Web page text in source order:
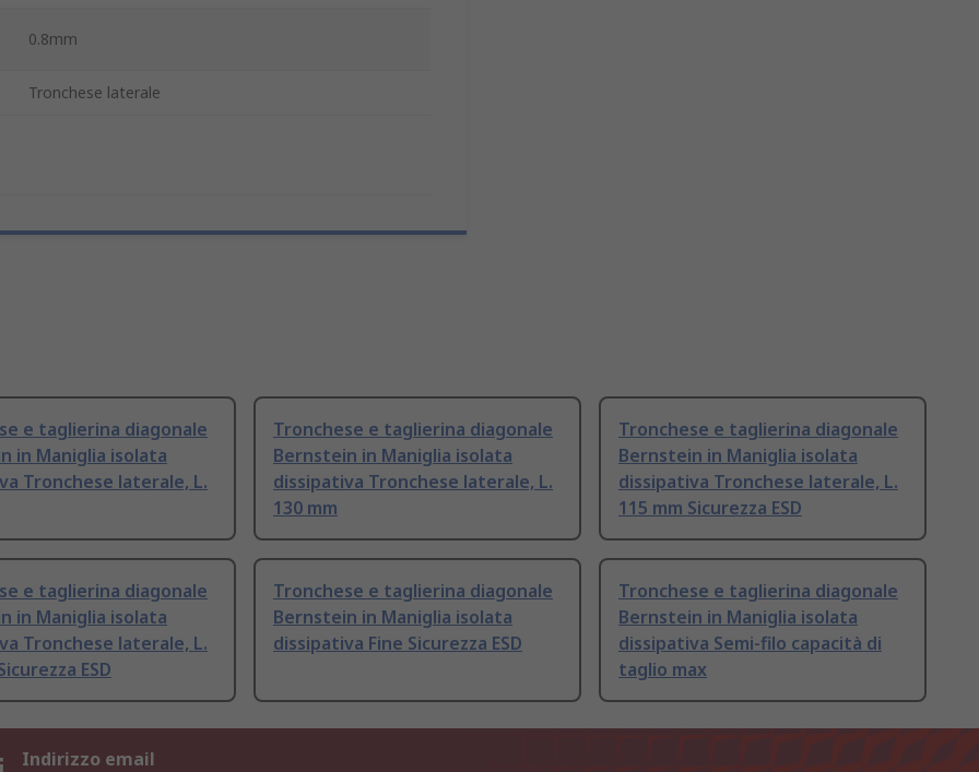
0.8mm
Tronchese laterale
e taglierina diagonale
in Maniglia isolata
Tronchese laterale, L.
Tronchese e taglierina diagonale
Bernstein in Maniglia isolata
dissipativa Tronchese laterale, L.
130 mm
Tronchese e taglierina diagonale
Bernstein in Maniglia isolata
dissipativa Tronchese laterale, L.
115 mm Sicurezza ESD
e taglierina diagonale
in Maniglia isolata
Tronchese laterale, L.
ESD
Tronchese e taglierina diagonale
Bernstein in Maniglia isolata
dissipativa Fine Sicurezza ESD
Tronchese e taglierina diagonale
Bernstein in Maniglia isolata
dissipativa Semi-filo capacità di
taglio max
Indirizzo email